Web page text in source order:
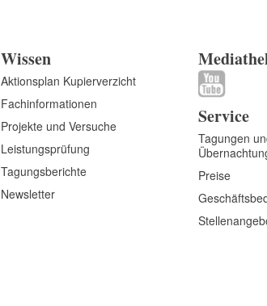
Wissen
Aktionsplan Kupierverzicht
Fachinformationen
Projekte und Versuche
Leistungsprüfung
Tagungsberichte
Newsletter
Service
Tagungen
Preise